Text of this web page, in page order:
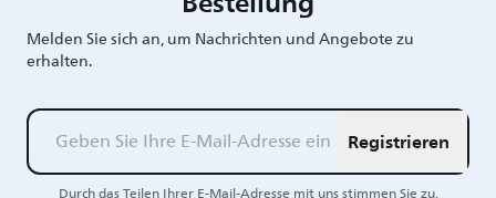
Melden Sie sich an, um Nachrichten und Angebote zu
erhalten.
Registrieren